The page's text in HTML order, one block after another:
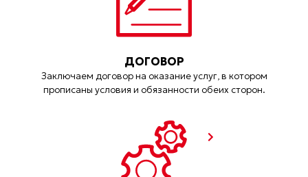
ДОГОВОР
Заключаем договор на оказание услуг, в котором
прописаны условия и обязанности обеих сторон.